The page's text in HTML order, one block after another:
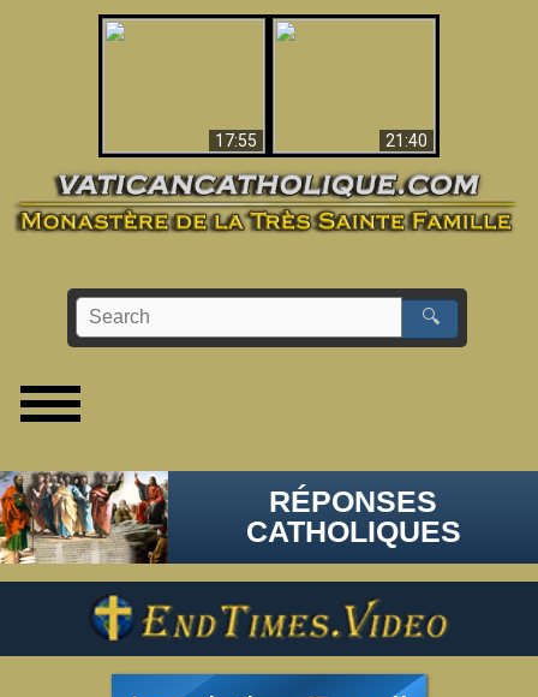
17:55
21:40
🔍
RÉPONSES
CATHOLIQUES